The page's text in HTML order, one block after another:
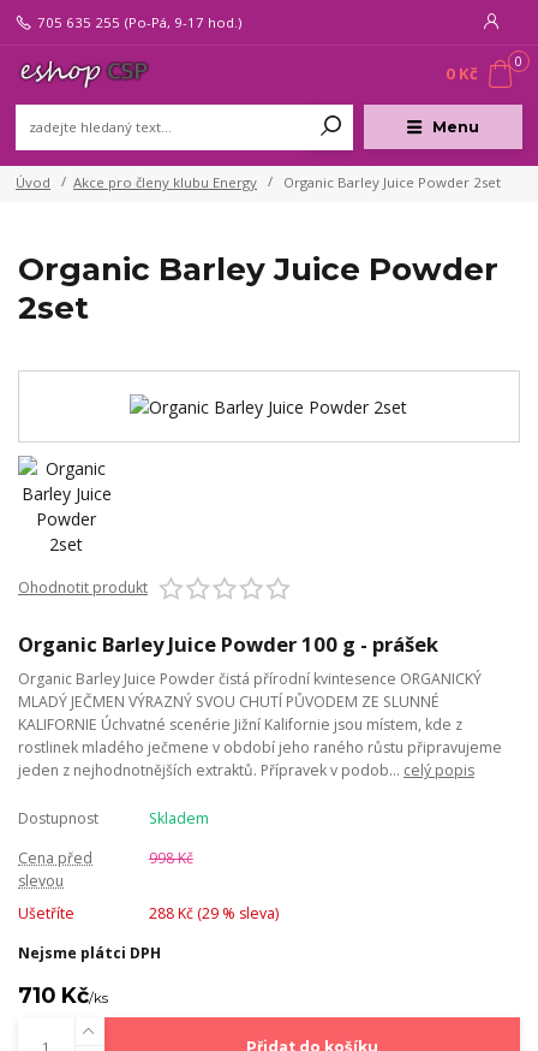
Menu
705 635 255 (Po-Pá, 9-17 hod.)
0
0 Kč
Úvod Akce pro členy klubu Energy Organic Barley Juice Powder 2set
Organic Barley Juice Powder
2set
Ohodnotit produkt
Organic Barley Juice Powder 100 g - prášek
Organic Barley Juice Powder čistá přírodní kvintesence ORGANICKÝ
MLADÝ JEČMEN VÝRAZNÝ SVOU CHUTÍ PŮVODEM ZE SLUNNÉ
KALIFORNIE Úchvatné scenérie Jižní Kalifornie jsou místem, kde z
rostlinek mladého ječmene v období jeho raného růstu připravujeme
jeden z nejhodnotnějších extraktů. Přípravek v podob... celý popis
Dostupnost
Skladem
Cena před
slevou
998 Kč
Ušetříte 288 Kč (29% sleva)
Nejsme plátci DPH
710 Kč/ks
Přidat do košíku